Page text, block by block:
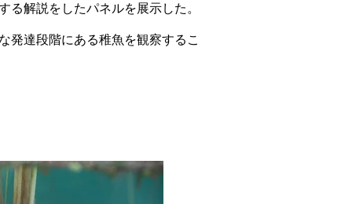
る解説をしたパネルを展示した。
発達段階にある稚魚を観察するこ